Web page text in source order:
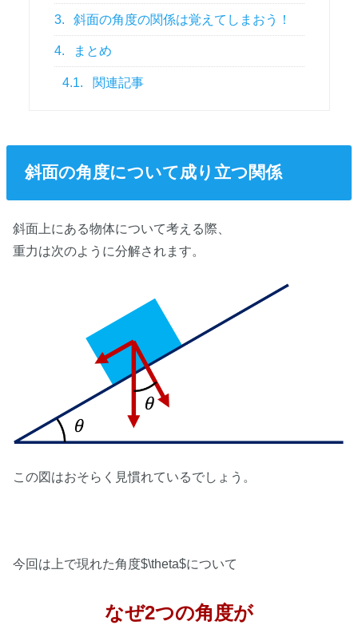
3. 斜面の角度の関係は覚えてしまおう！
4. まとめ
4.1. 関連記事
斜面の角度について成り立つ関係
斜面上にある物体について考える際、
重力は次のように分解されます。
この図はおそらく見慣れているでしょう。
今回は上で現れた角度$\theta$について
なぜ2つの角度が